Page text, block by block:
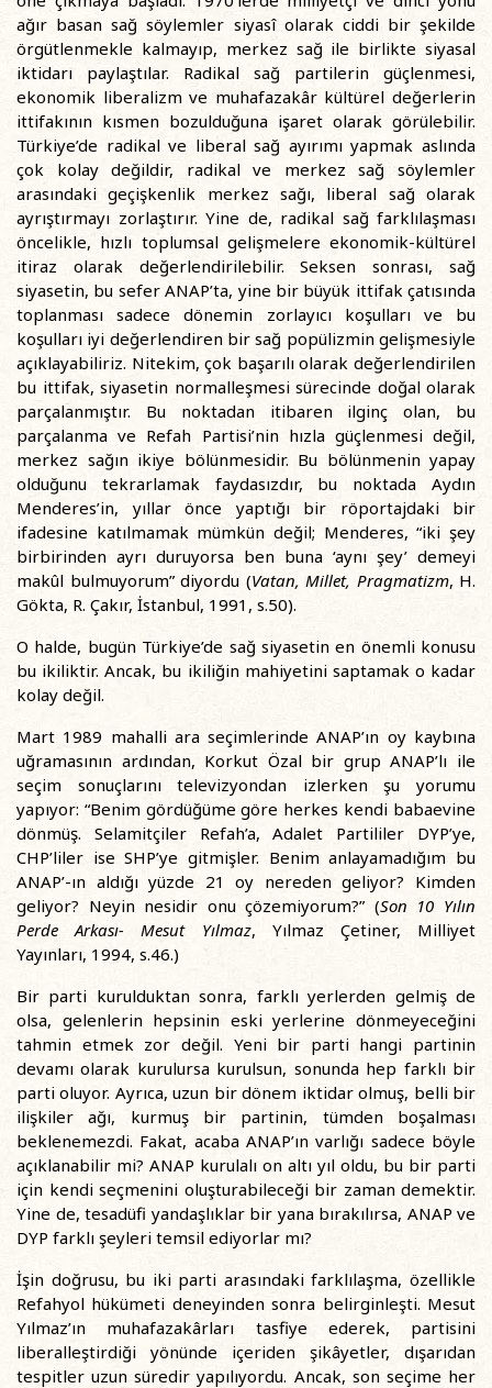
ağır basan sağ söylemler siyasî olarak ciddi bir şekilde
örgütlenmekle kalmayıp, merkez sağ ile birlikte siyasal
iktidarı paylaştılar. Radikal sağ partilerin güçlenmesi,
ekonomik liberalizm ve muhafazakâr kültürel değerlerin
ittifakının kısmen bozulduğuna işaret olarak görülebilir.
Türkiye’de radikal ve liberal sağ ayırımı yapmak aslında
çok kolay değildir, radikal ve merkez sağ söylemler
arasındaki geçişkenlik merkez sağı, liberal sağ olarak
ayrıştırmayı zorlaştırır. Yine de, radikal sağ farklılaşması
öncelikle, hızlı toplumsal gelişmelere ekonomik-kültürel
itiraz olarak değerlendirilebilir. Seksen sonrası, sağ
siyasetin, bu sefer ANAP’ta, yine bir büyük ittifak çatısında
toplanması sadece dönemin zorlayıcı koşulları ve bu
koşulları iyi değerlendiren bir sağ popülizmin gelişmesiyle
açıklayabiliriz. Nitekim, çok başarılı olarak değerlendirilen
bu ittifak, siyasetin normalleşmesi sürecinde doğal olarak
parçalanmıştır. Bu noktadan itibaren ilginç olan, bu
parçalanma ve Refah Partisi’nin hızla güçlenmesi değil,
merkez sağın ikiye bölünmesidir. Bu bölünmenin yapay
olduğunu tekrarlamak faydasızdır, bu noktada Aydın
Menderes’in, yıllar önce yaptığı bir röportajdaki bir
ifadesine katılmamak mümkün değil; Menderes, “iki şey
birbirinden ayrı duruyorsa ben buna ‘aynı şey’ demeyi
makûl bulmuyorum” diyordu (Vatan, Millet, Pragmatizm, H.
Gökta, R. Çakır, İstanbul, 1991, s.50).
O halde, bugün Türkiye’de sağ siyasetin en önemli konusu
bu ikiliktir. Ancak, bu ikiliğin mahiyetini saptamak o kadar
kolay değil.
Mart 1989 mahalli ara seçimlerinde ANAP’ın oy kaybına
uğramasının ardından, Korkut Özal bir grup ANAP’lı ile
seçim sonuçlarını televizyondan izlerken şu yorumu
yapıyor: “Benim gördüğüme göre herkes kendi babaevine
dönmüş. Selamitçiler Refah’a, Adalet Partililer DYP’ye,
CHP’liler ise SHP’ye gitmişler. Benim anlayamadığım bu
ANAP’-ın aldığı yüzde 21 oy nereden geliyor? Kimden
geliyor? Neyin nesidir onu çözemiyorum?” (Son 10 Yılın
Perde Arkası- Mesut Yılmaz, Yılmaz Çetiner, Milliyet
Yayınları, 1994, s.46.)
Bir parti kurulduktan sonra, farklı yerlerden gelmiş de
olsa, gelenlerin hepsinin eski yerlerine dönmeyeceğini
tahmin etmek zor değil. Yeni bir parti hangi partinin
devamı olarak kurulursa kurulsun, sonunda hep farklı bir
parti oluyor. Ayrıca, uzun bir dönem iktidar olmuş, belli bir
ilişkiler ağı, kurmuş bir partinin, tümden boşalması
beklenemezdi. Fakat, acaba ANAP’ın varlığı sadece böyle
açıklanabilir mi? ANAP kurulalı on altı yıl oldu, bu bir parti
için kendi seçmenini oluşturabileceği bir zaman demektir.
Yine de, tesadüfi yandaşlıklar bir yana bırakılırsa, ANAP ve
DYP farklı şeyleri temsil ediyorlar mı?
İşin doğrusu, bu iki parti arasındaki farklılaşma, özellikle
Refahyol hükümeti deneyinden sonra belirginleşti. Mesut
Yılmaz’ın muhafazakârları tasfiye ederek, partisini
liberalleştirdiği yönünde içeriden şikâyetler, dışarıdan
tespitler uzun süredir yapılıyordu. Ancak, son seçime her